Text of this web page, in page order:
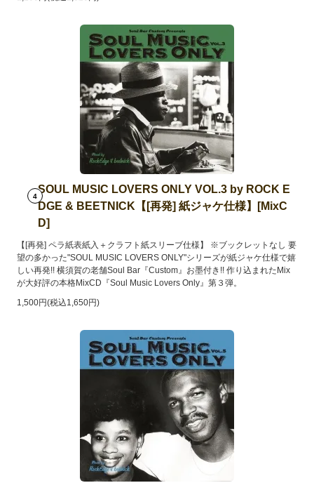
4
SOUL MUSIC LOVERS ONLY VOL.3 by ROCK E
DGE & BEETNICK【[再発] 紙ジャケ仕様】[MixC
D]
【[再発] ペラ紙表紙入＋クラフト紙スリーブ仕様】 ※ブックレットなし 要
望の多かった"SOUL MUSIC LOVERS ONLY"シリーズが紙ジャケ仕様で嬉
しい再発!! 横須賀の老舗Soul Bar『Custom』お墨付き!! 作り込まれたMix
が大好評の本格MixCD『Soul Music Lovers Only』第３弾。
1,500円(税込1,650円)